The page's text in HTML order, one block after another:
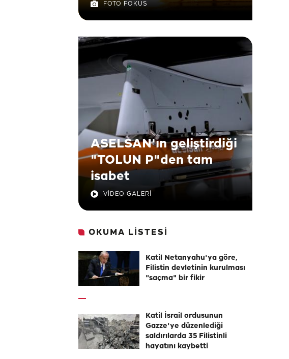
FOTO FOKUS
ASELSAN'ın geliştirdiği
"TOLUN P"den tam
isabet
VİDEO GALERİ
OKUMA LİSTESİ
Katil Netanyahu'ya göre,
Filistin devletinin kurulması
"saçma" bir fikir
Katil İsrail ordusunun
Gazze'ye düzenlediği
saldırılarda 35 Filistinli
hayatını kaybetti